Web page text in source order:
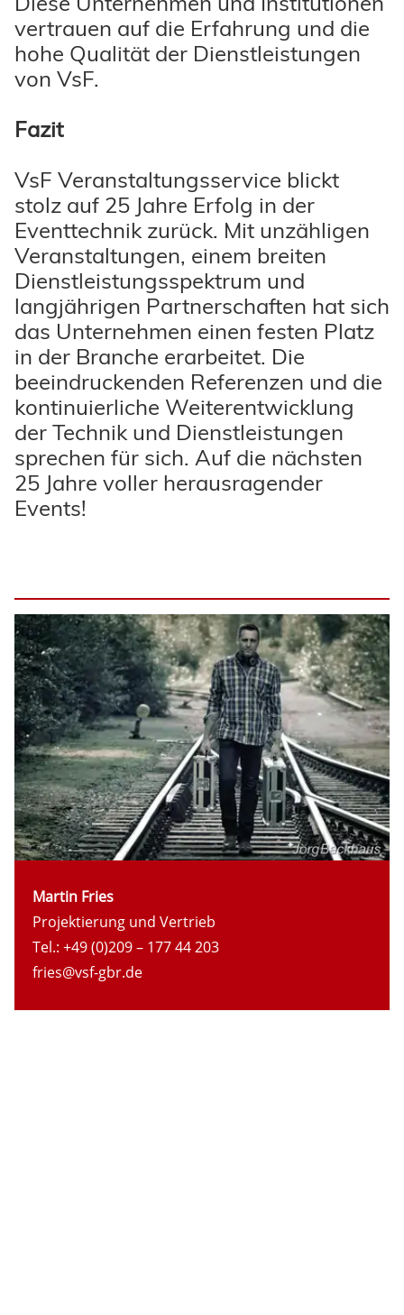
vertrauen auf die Erfahrung und die
hohe Qualität der Dienstleistungen
von VsF.
Fazit
VsF Veranstaltungsservice blickt
stolz auf 25 Jahre Erfolg in der
Eventtechnik zurück. Mit unzähligen
Veranstaltungen, einem breiten
Dienstleistungsspektrum und
langjährigen Partnerschaften hat sich
das Unternehmen einen festen Platz
in der Branche erarbeitet. Die
beeindruckenden Referenzen und die
kontinuierliche Weiterentwicklung
der Technik und Dienstleistungen
sprechen für sich. Auf die nächsten
25 Jahre voller herausragender
Events!
Martin Fries
Projektierung und Vertrieb
Tel.: +49 (0)209 – 177 44 203
fries@vsf-gbr.de